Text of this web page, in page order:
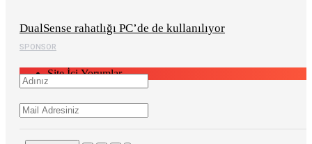
SPONSOR
DualSense rahatlığı PC’de de kullanılıyor
Site İçi Yorumlar